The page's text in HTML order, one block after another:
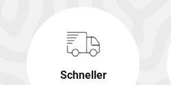
Schneller